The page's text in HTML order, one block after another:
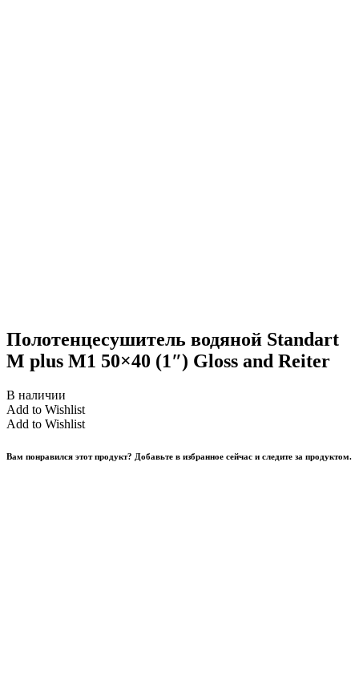
Полотенцесушитель водяной Standart
M plus М1 50×40 (1″) Gloss and Reiter
В наличии
Add to Wishlist
Add to Wishlist
Вам понравился этот продукт? Добавьте в избранное сейчас и следите за продуктом.